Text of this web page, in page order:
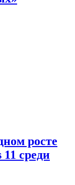
росте
среди